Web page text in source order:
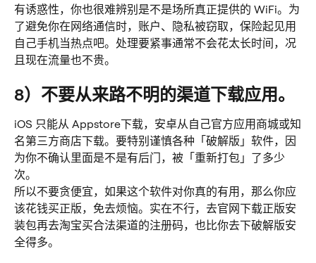
有诱惑性，你也很难辨别是不是场所真正提供的 WiFi。为
了避免你在网络通信时，账户、隐私被窃取，保险起见用
自己手机当热点吧。处理要紧事通常不会花太长时间，况
且现在流量也不贵。
8）不要从来路不明的渠道下载应用。
iOS 只能从 Appstore下载，安卓从自己官方应用商城或知
名第三方商店下载。要特别谨慎各种「破解版」软件，因
为你不确认里面是不是有后门，被「重新打包」了多少
次。
所以不要贪便宜，如果这个软件对你真的有用，那么你应
该花钱买正版，免去烦恼。实在不行，去官网下载正版安
装包再去淘宝买合法渠道的注册码，也比你去下破解版安
全得多。